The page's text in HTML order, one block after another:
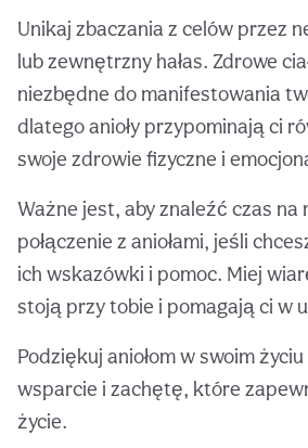
Unikaj zbaczania z celów przez
lub zewnętrzny hałas. Zdrowe
niezbędne do manifestowania
dlatego anioły przypominają ci
swoje zdrowie fizyczne i
Ważne jest, aby znaleźć czas na
połączenie z aniołami, jeśli
ich wskazówki i pomoc. Miej
stoją przy tobie i pomagają ci w
Podziękuj aniołom w swoim
wsparcie i zachętę, które
życie.